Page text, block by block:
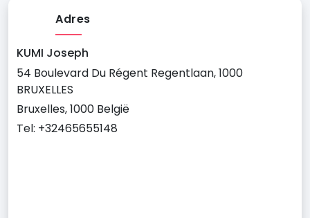
Adres
KUMI Joseph
54 Boulevard Du Régent Regentlaan, 1000
BRUXELLES
Bruxelles, 1000 België
Tel: +32465655148